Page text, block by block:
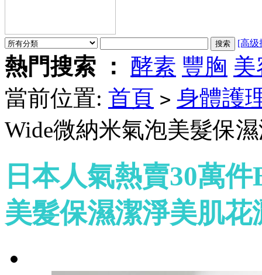
[高级
熱門搜索 ： 酵素 豐胸 美
當前位置: 首頁 > 身體護
Wide微納米氣泡美髮保
日本人氣熱賣30萬
美髮保濕潔淨美肌花